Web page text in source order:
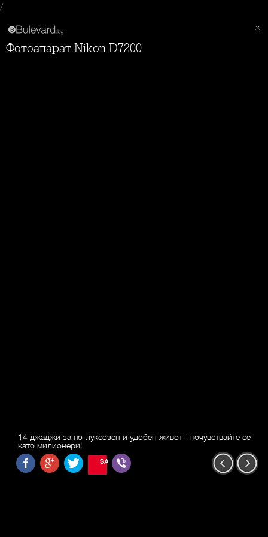
/
Фотоапарат Nikon D7200
14 джаджи за по-луксозен и удобен живот - почувствайте се
като милионери!
SAVE